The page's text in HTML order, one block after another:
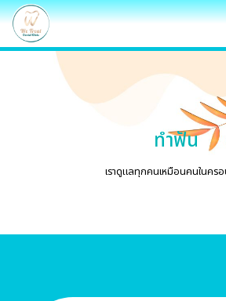
ทำฟัน
เราดูแลทุกคนเหมือนคนในคร